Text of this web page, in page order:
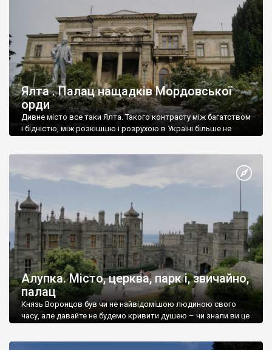
Ялта . Палац нащадків Мордовської
орди
Дивне місто все таки Ялта. Такого контрасту між багатством
і бідністю, між розкішшю і розрухою в Україні більше не
Алупка. Місто, церква, парк і, звичайно,
палац
Князь Воронцов був чи не найвідомішою людиною свого
часу, але давайте не будемо кривити душею – чи знали ви це